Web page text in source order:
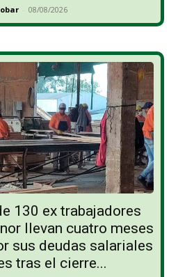
- 08/08/2026
130 ex trabajadores
llevan cuatro meses
sus deudas salariales
tras el cierre...